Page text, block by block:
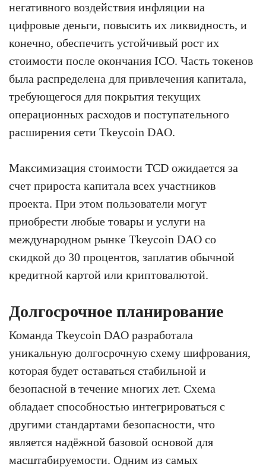
негативного воздействия инфляции на
цифровые деньги, повысить их ликвидность, и
конечно, обеспечить устойчивый рост их
стоимости после окончания ICO. Часть токенов
была распределена для привлечения капитала,
требующегося для покрытия текущих
операционных расходов и поступательного
расширения сети Tkeycoin DAO.
Максимизация стоимости TCD ожидается за
счет прироста капитала всех участников
проекта. При этом пользователи могут
приобрести любые товары и услуги на
международном рынке Tkeycoin DAO со
скидкой до 30 процентов, заплатив обычной
кредитной картой или криптовалютой.
Долгосрочное планирование
Команда Tkeycoin DAO разработала
уникальную долгосрочную схему шифрования,
которая будет оставаться стабильной и
безопасной в течение многих лет. Схема
обладает способностью интегрироваться с
другими стандартами безопасности, что
является надёжной базовой основой для
масштабируемости. Одним из самых